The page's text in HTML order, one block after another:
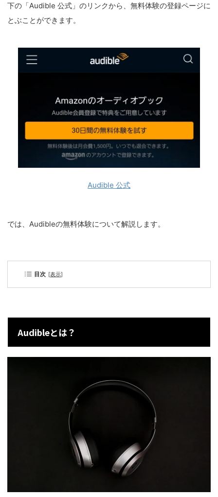
下の「Audible 公式」のリンクから、無料体験の登録ページに
とぶことができます。
Audible 公式
では、Audibleの無料体験について解説します。
目次 [表示]
Audibleとは？